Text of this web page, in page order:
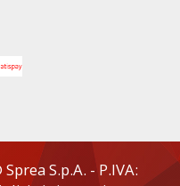
S.p.A. - P.IVA: